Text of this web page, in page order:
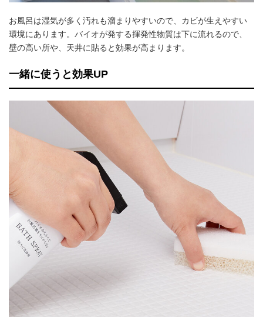
お風呂は湿気が多く汚れも溜まりやすいので、カビが生えやすい
環境にあります。バイオが発する揮発性物質は下に流れるので、
壁の高い所や、天井に貼ると効果が高まります。
一緒に使うと効果UP